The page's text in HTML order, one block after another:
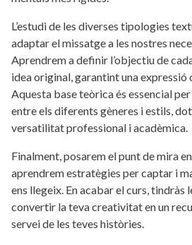
L’estudi de les diverses tipologies
adaptar el missatge a les nostres
Aprendrem a definir l’objectiu de
idea original, garantint una expressió
Aquesta base teòrica és essencial
entre els diferents gèneres i estils,
versatilitat professional i acadèmica.
Finalment, posarem el punt de mira
aprendrem estratègies per captar i
ens llegeix. En acabar el curs, tindràs
convertir la teva creativitat en un
servei de les teves històries.